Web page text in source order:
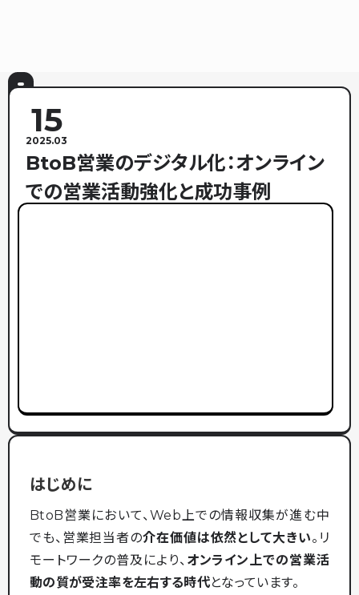
15
2025.03
BtoB営業のデジタル化：オンライン
での営業活動強化と成功事例
はじめに
BtoB営業において、Web上での情報収集が進む中
でも、営業担当者の介在価値は依然として大きい。リ
モートワークの普及により、 オンライン上での営業活
動の質が受注率を左右する時代となっています。